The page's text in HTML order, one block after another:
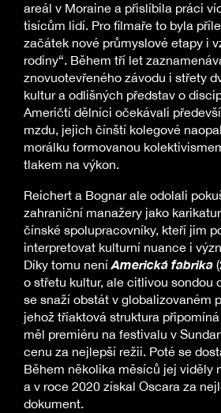
areál v Moraine a přislíbila práci
tisícům lidí. Pro filmaře to byla
začátek nové průmyslové etapy i
rodiny“. Během tří let
znovuotevřeného závodu i střety
kultur a odlišných představ o
Američtí dělníci očekávali
mzdu, jejich čínští kolegové
morálku formovanou
tlakem na výkon.
Reichert a Bognar ale odolali
zahraniční manažery jako
čínské spolupracovníky, kteří jim
interpretovat kulturní nuance i
Díky tomu není Americká fabrika
o střetu kultur, ale citlivou sondou
se snaží obstát v globalizovaném
jehož tříaktová struktura
měl premiéru na festivalu v
cenu za nejlepší režii. Poté se
Během několika měsíců jej viděly
a v roce 2020 získal Oscara za
dokument.